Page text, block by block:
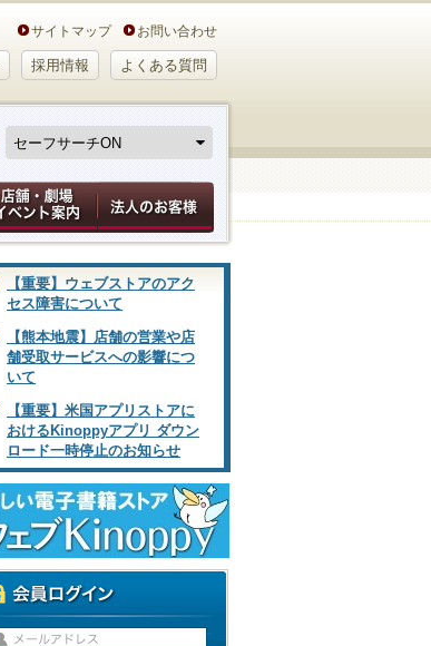
サイトマップ お問い合わせ
採用情報 よくある質問
【重要】ウェブストアのアク
セス障害について
【熊本地震】店舗の営業や店
舗受取サービスへの影響につ
いて
【重要】米国アプリストアに
おけるKinoppyアプリ ダウン
ロード一時停止のお知らせ